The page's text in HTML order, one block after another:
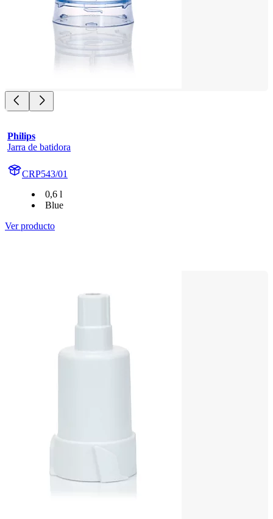
Philips
Jarra de batidora
CRP543/01
0,6 l
Blue
Ver producto